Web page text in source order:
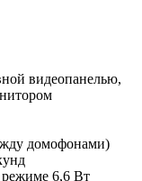
видеопанелью,
домофонами)
режиме 6,6 Вт